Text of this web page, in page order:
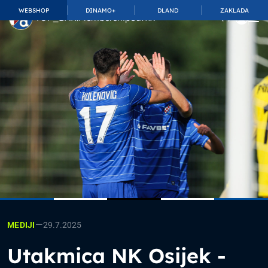
WEBSHOP DINAMO+ DLAND ZAKLADA
TOP_BAR.MembershipSuffix
MEDIJI—29.7.2025
Utakmica NK Osijek -